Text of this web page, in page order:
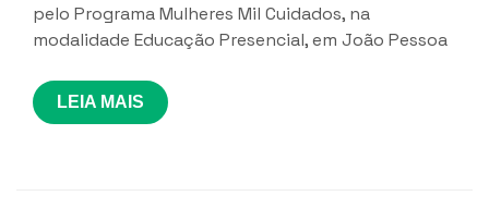
pelo Programa Mulheres Mil Cuidados, na
modalidade Educação Presencial, em João Pessoa
LEIA MAIS